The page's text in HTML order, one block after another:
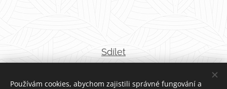
Sdílet
Používám cookies, abychom zajistili správné fungování a